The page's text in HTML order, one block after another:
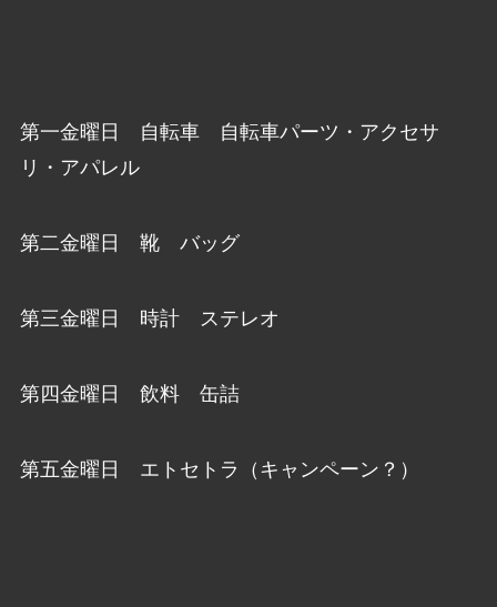
第一金曜日 自転車 自転車パーツ・アクセサ
リ・アパレル
第二金曜日 靴 バッグ
第三金曜日 時計 ステレオ
第四金曜日 飲料 缶詰
第五金曜日 エトセトラ（キャンペーン？）